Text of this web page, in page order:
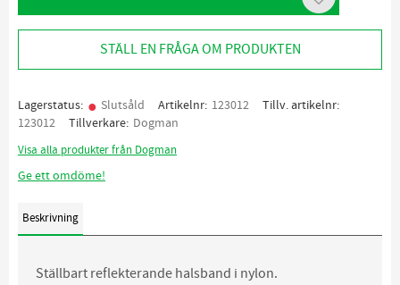
Lägg till i
STÄLL EN FRÅGA OM PRODUKTEN
Lagerstatus Slutsåld Artikelnr 123012
Tillv. artikelnr
123012
Tillverkare Dogman
Visa alla produkter från Dogman
Ge ett omdöme!
Beskrivning
Ställbart reflekterande halsband i nylon.